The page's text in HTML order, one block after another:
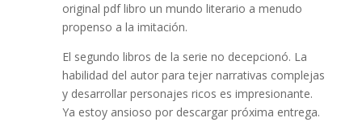
original pdf libro un mundo literario a menudo
propenso a la imitación.
El segundo libros de la serie no decepcionó. La
habilidad del autor para tejer narrativas complejas
y desarrollar personajes ricos es impresionante.
Ya estoy ansioso por descargar próxima entrega.